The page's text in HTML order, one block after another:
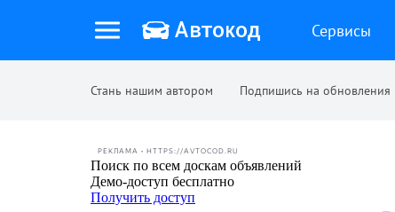
Сервисы
Стань нашим автором Подпишись на обновления
РЕКЛАМА • HTTPS://AVTOCOD.RU